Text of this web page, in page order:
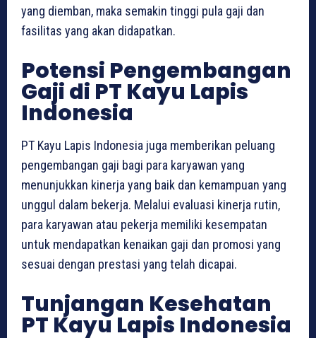
yang diemban, maka semakin tinggi pula gaji dan
fasilitas yang akan didapatkan.
Potensi Pengembangan
Gaji di PT Kayu Lapis
Indonesia
PT Kayu Lapis Indonesia juga memberikan peluang
pengembangan gaji bagi para karyawan yang
menunjukkan kinerja yang baik dan kemampuan yang
unggul dalam bekerja. Melalui evaluasi kinerja rutin,
para karyawan atau pekerja memiliki kesempatan
untuk mendapatkan kenaikan gaji dan promosi yang
sesuai dengan prestasi yang telah dicapai.
Tunjangan Kesehatan
PT Kayu Lapis Indonesia